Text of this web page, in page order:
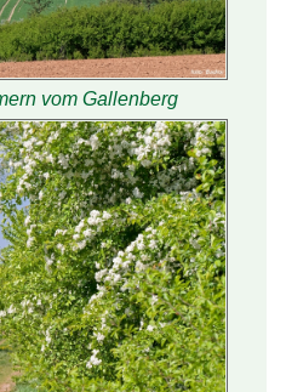
vom Gallenberg